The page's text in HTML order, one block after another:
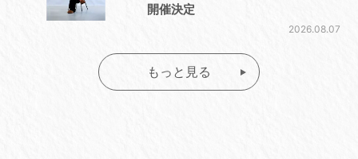
開催決定
2026.08.07
もっと見る